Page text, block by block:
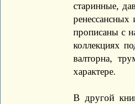
старинные,
прописаны с
коллекциях
валторна,
характере.
В другой